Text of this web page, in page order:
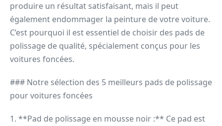
produire un résultat satisfaisant, mais il peut
également endommager la peinture de votre voiture.
C’est pourquoi il est essentiel de choisir des pads de
polissage de qualité, spécialement conçus pour les
voitures foncées.
### Notre sélection des 5 meilleurs pads de polissage
pour voitures foncées
1. **Pad de polissage en mousse noir :** Ce pad est